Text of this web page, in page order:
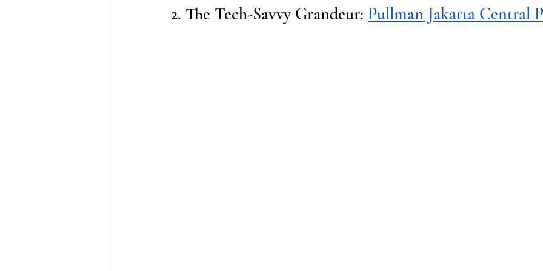
2. The Tech-Savvy Grandeur: Pullman Jakarta Central